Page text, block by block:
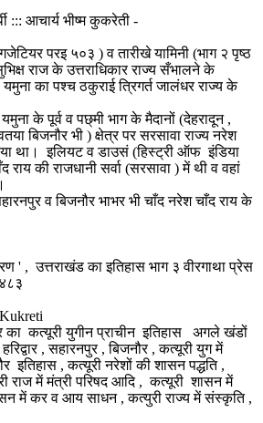
आचार्य भीष्म कुकरेती -
परइ ५०३ ) व तारीखे यामिनी (भाग २ पृष्ठ
राज के उत्तराधिकार राज्य सँभालने के
का पश्च ठकुराई त्रिगर्त जालंधर राज्य के
के पूर्व व पछ्मी भाग के मैदानों (देहरादून ,
बिजनौर भी ) क्षेत्र पर सरसावा राज्य नरेश
था। इलियट व डाउसं (हिस्ट्री ऑफ इंडिया
की राजधानी सर्वा (सरसावा ) में थी व वहां
व बिजनौर भाभर भी चाँद नरेश चाँद राय के
' , उत्तराखंड का इतिहास भाग ३ वीरगाथा प्रेस
का कत्यूरी युगीन प्राचीन इतिहास अगले खंडों
, सहारनपुर , बिजनौर , कत्यूरी युग में
इतिहास , कत्यूरी नरेशों की शासन पद्धति ,
राज में मंत्री परिषद आदि , कत्यूरी शासन में
में कर व आय साधन , कत्युरी राज्य में संस्कृति ,